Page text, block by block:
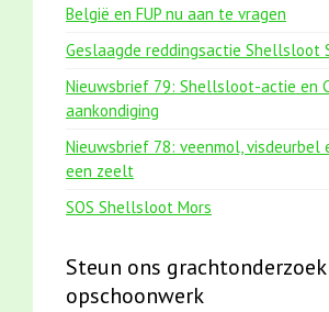
België en FUP nu aan te vragen
Geslaagde reddingsactie Shellsloot
Nieuwsbrief 79: Shellsloot-actie en
aankondiging
Nieuwsbrief 78: veenmol, visdeurbel
een zeelt
SOS Shellsloot Mors
Steun ons
opschoonwerk